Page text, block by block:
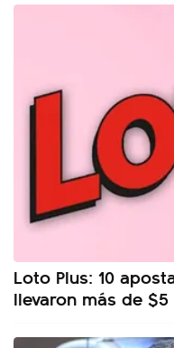
Loto Plus: 10
llevaron más de